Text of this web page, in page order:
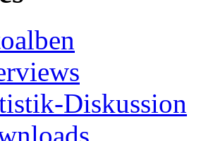
Diskussion